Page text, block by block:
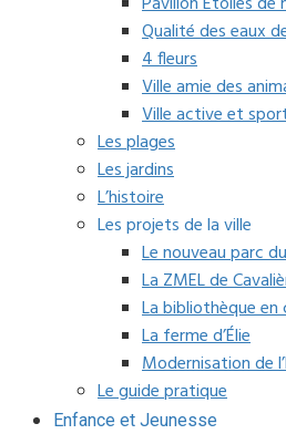
Qualité des eaux
4 fleurs
Ville amie des
Ville active et
Les plages
Les jardins
L’histoire
Les projets de la ville
Le nouveau parc
La ZMEL de
La bibliothèque
La ferme d’Élie
Modernisation de
Le guide pratique
Enfance et Jeunesse